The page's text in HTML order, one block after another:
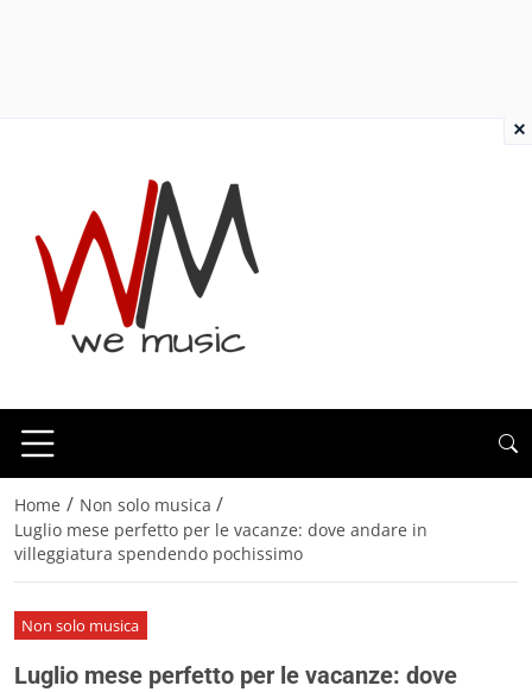
Home / Non solo musica /
Luglio mese perfetto per le vacanze: dove andare in
villeggiatura spendendo pochissimo
Non solo musica
Luglio mese perfetto per le vacanze: dove
×